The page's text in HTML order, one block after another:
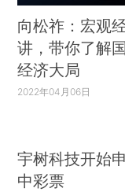
向松祚：宏观
讲，带你了解
经济大局
2022年04月06日
宇树科技开始
中彩票